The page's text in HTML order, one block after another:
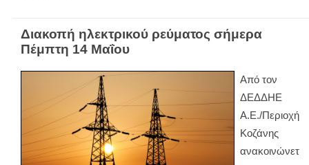
Διακοπή ηλεκτρικού ρεύματος σήμερα
Πέμπτη 14 Μαΐου
Από τον
ΔΕΔΔΗΕ
Α.Ε./Περιοχή
Κοζάνης
ανακοινώνετ